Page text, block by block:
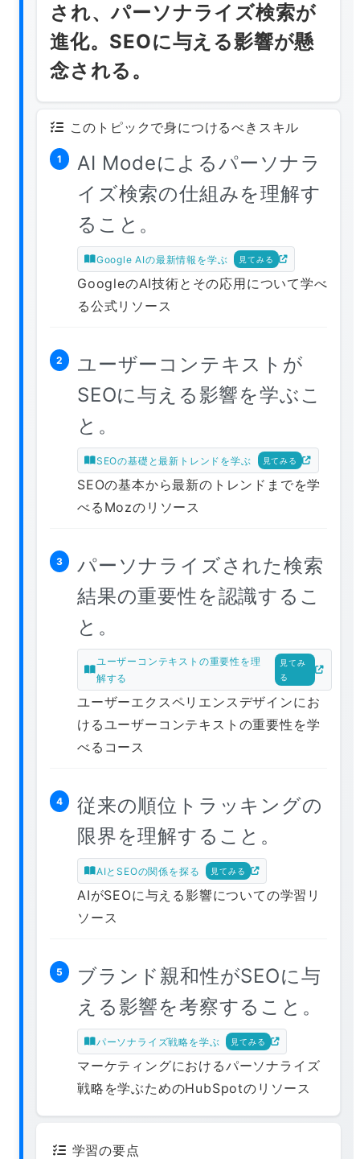
され、パーソナライズ検索が
進化。SEOに与える影響が懸
念される。
このトピックで身につけるべきスキル
1
AI Modeによるパーソナラ
イズ検索の仕組みを理解す
ること。
Google AIの最新情報を学ぶ 見てみる
GoogleのAI技術とその応用について学べ
る公式リソース
2
ユーザーコンテキストが
SEOに与える影響を学ぶこ
と。
SEOの基礎と最新トレンドを学ぶ 見てみる
SEOの基本から最新のトレンドまでを学
べるMozのリソース
3
パーソナライズされた検索
結果の重要性を認識するこ
と。
ユーザーコンテキストの重要性を理
解する
見てみ
る
ユーザーエクスペリエンスデザインにお
けるユーザーコンテキストの重要性を学
べるコース
4
従来の順位トラッキングの
限界を理解すること。
AIとSEOの関係を探る 見てみる
AIがSEOに与える影響についての学習リ
ソース
5
ブランド親和性がSEOに与
える影響を考察すること。
パーソナライズ戦略を学ぶ 見てみる
マーケティングにおけるパーソナライズ
戦略を学ぶためのHubSpotのリソース
学習の要点